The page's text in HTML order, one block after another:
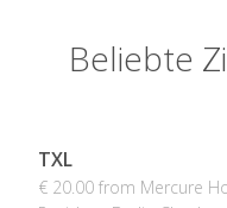
Beliebte
TXL
€ 20.00 from Mercure